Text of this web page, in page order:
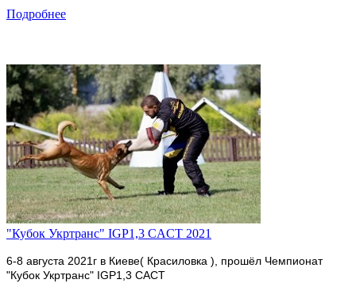
Подробнее
"Кубок Укртранс" IGP1,3 CACT 2021
6-8 августа 2021г в Киеве( Красиловка ), прошёл Чемпионат
"Кубок Укртранс" IGP1,3 CACT